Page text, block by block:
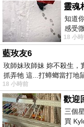
靈魂
知道
感受
此刻
18 小
藍玫友6
玫師妹玫師妹 妳不殺生，
抓弄牠 這...打蟑螂當打地
18 小時前
歡迎
三個
買